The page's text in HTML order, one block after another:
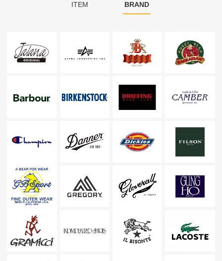
ITEM BRAND